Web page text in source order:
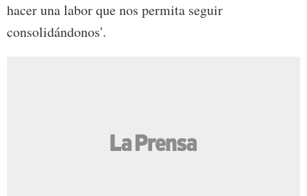
hacer una labor que nos permita seguir
consolidándonos'.